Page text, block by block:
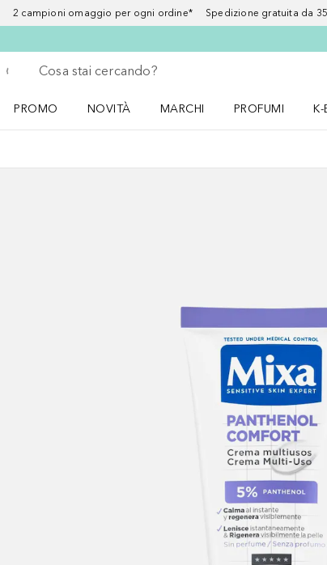
2 campioni omaggio per ogni ordine* Spedizione gratuita da
Torna indietro
Esegui ricerca
PROMO
NOVITÀ
MARCHI
PROFUMI
K-